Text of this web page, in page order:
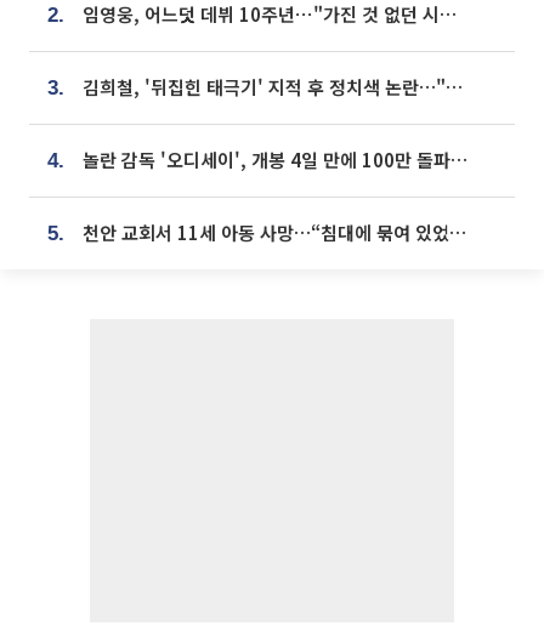
2. 임영웅, 어느덧 데뷔 10주년⋯"가진 것 없던 시절, 내 앞엔 20명의 팬뿐"
3. 김희철, '뒤집힌 태극기' 지적 후 정치색 논란…"좌우 떠나 우리나라 국기"
4. 놀란 감독 '오디세이', 개봉 4일 만에 100만 돌파⋯'왕사남' 보다 빠르다
5. 천안 교회서 11세 아동 사망…“침대에 묶여 있었다” 진술 확보